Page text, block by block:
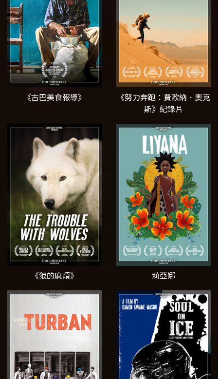
《古巴美食報導》
《努力奔跑：費歐納．奧克
斯》紀錄片
《狼的麻煩》 莉亞娜